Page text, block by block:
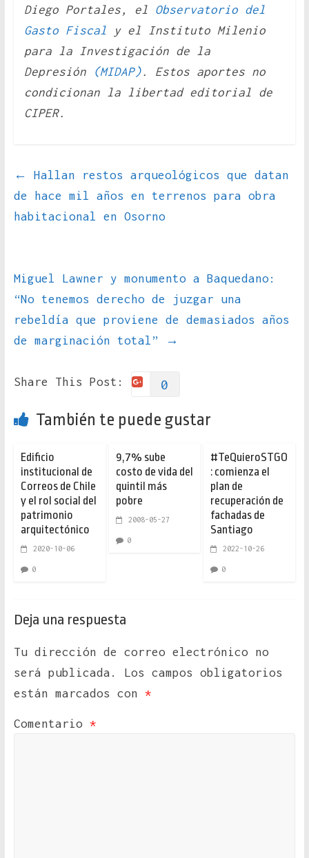
Diego Portales, el Observatorio del
Gasto Fiscal y el Instituto Milenio
para la Investigación de la
Depresión
(MIDAP). Estos aportes no
condicionan la libertad editorial de
CIPER.
←
Hallan restos arqueológicos que datan
de hace mil años en terrenos para obra
habitacional en Osorno
Miguel Lawner y monumento a Baquedano:
“No tenemos derecho de juzgar una
rebeldía que proviene de demasiados años
de marginación total”
→
Share This Post: 0
También te puede gustar
Edificio
institucional de
Correos de Chile
y el rol social del
patrimonio
arquitectónico
2020-10-06
0
9,7% sube
costo de vida del
quintil más
pobre
2008-05-27
0
#TeQuieroSTGO
: comienza el
plan de
recuperación de
fachadas de
Santiago
2022-10-26
0
Deja una respuesta
Tu dirección de correo electrónico no
será publicada.
Los campos obligatorios
están marcados con *
Comentario *